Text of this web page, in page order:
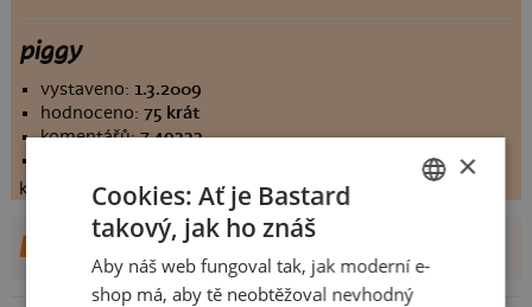
piggy
vystaveno: 1.3.2009
hodnoceno:75 krát
komentářů:7.49333
konečné hodnocení:7.49333
DALŠÍ NÁVRHY OD PHODEE
SLOVAK
×
Cookies: Ať je Bastard
takový, jak ho znáš
Aby náš web fungoval tak, jak moderní e-
shop má, aby tě neobtěžoval nevhodný